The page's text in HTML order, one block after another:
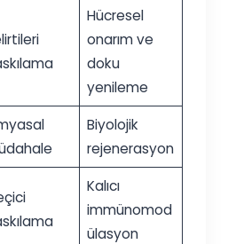
Hücresel
onarım ve
doku
yenileme
Biyolojik
rejenerasyon
Kalıcı
immünomod
ülasyon